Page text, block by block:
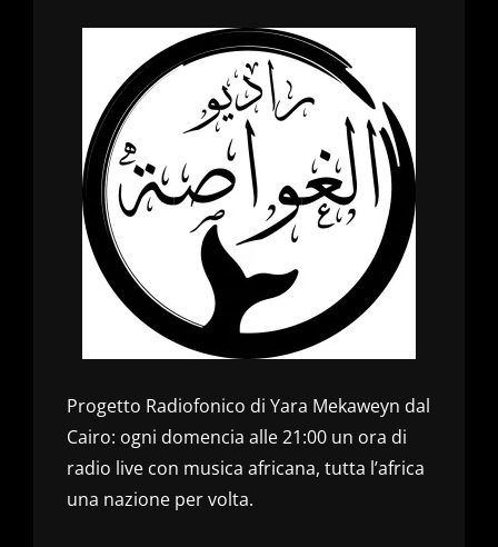
Progetto Radiofonico di Yara Mekaweyn dal
Cairo: ogni domencia alle 21:00 un ora di
radio live con musica africana, tutta l’africa
una nazione per volta.